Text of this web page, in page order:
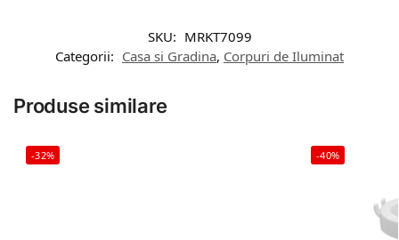
SKU: MRKT7099
Categorii: Casa si Gradina, Corpuri de Iluminat
Produse similare
-32% -40%